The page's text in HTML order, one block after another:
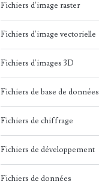
Fichiers d'image raster
Fichiers d'image vectorielle
Fichiers d'images 3D
Fichiers de base de données
Fichiers de chiffrage
Fichiers de développement
Fichiers de données